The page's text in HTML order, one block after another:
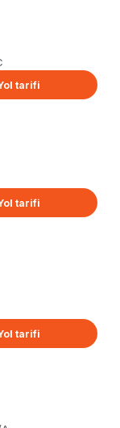
tarifi
tarifi
tarifi